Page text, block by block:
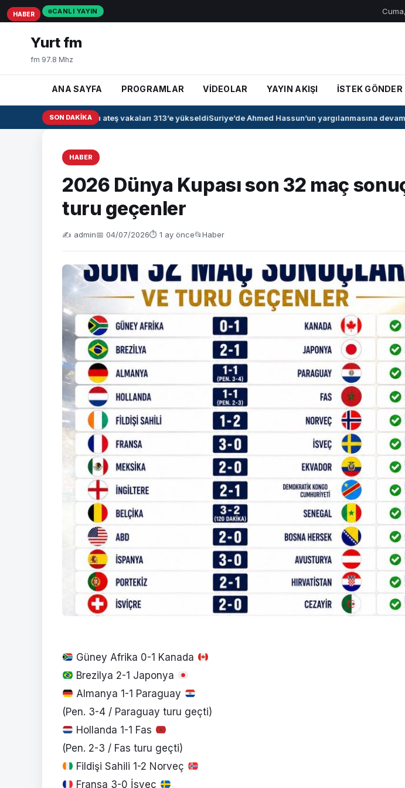
CANLI YAYIN
Yurt fm
fm 97.8 Mhz
ANA SAYFA PROGRAMLAR VİDEOLAR YAYIN AKIŞI İSTEK GÖNDER
SON DAKIKA
Irak’ta kanamalı ateş vakaları 313’e yükseldiSuriye’de Ahmed Hassun’un yargılanmasına devam
HABER
2026 Dünya Kupası son 32 maç
turu geçenler
✍️ admin📅 04/07/2026⏱ 1 ay önce📂Haber
Güney Afrika 0-1 Kanada
Brezilya 2-1 Japonya
Almanya 1-1 Paraguay
(Pen. 3-4 / Paraguay turu geçti)
Hollanda 1-1 Fas
(Pen. 2-3 / Fas turu geçti)
Fildişi Sahili 1-2 Norveç
Fransa 3-0 İsveç
HABER
HABER
HABER